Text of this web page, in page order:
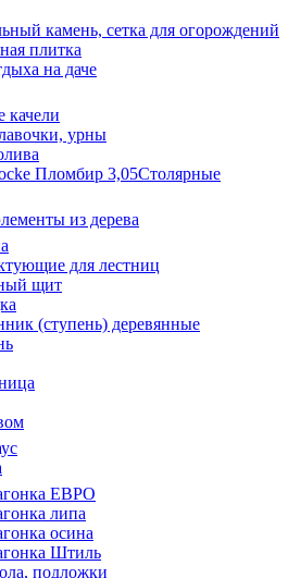
камень, сетка для огорождений
плитка
на даче
качели
урны
Столярные
из дерева
для лестниц
щит
(ступень) деревянные
ЕВРО
липа
осина
Штиль
подложки